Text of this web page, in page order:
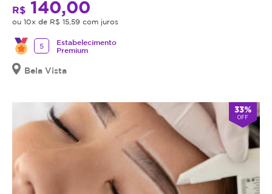
R$ 140,00
ou 10x de R$ 15,59 com juros
5
Estabelecimento
Premium
Bela Vista
33%
OFF